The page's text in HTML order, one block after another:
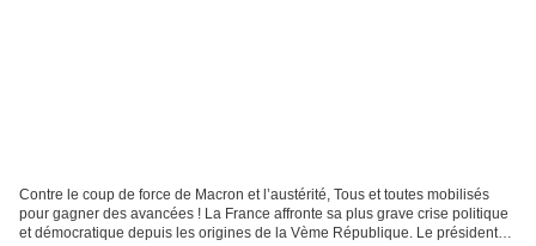
Contre le coup de force de Macron et l’austérité, Tous et toutes mobilisés
pour gagner des avancées ! La France affronte sa plus grave crise politique
et démocratique depuis les origines de la Vème République. Le président